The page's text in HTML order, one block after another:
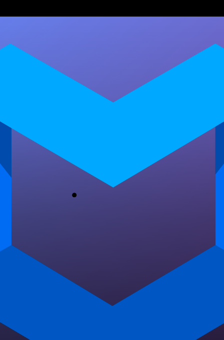
como professor de dança
Comparativo Millbody vs MFit para professor
de danças latinas. Descubra como valorizar
seu trabalho com app personalizado, aulas ao